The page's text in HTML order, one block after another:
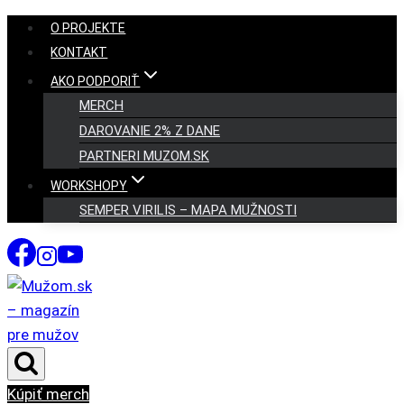
Skip
content
O PROJEKTE
KONTAKT
AKO PODPORIŤ
MERCH
DAROVANIE 2% Z DANE
PARTNERI MUZOM.SK
WORKSHOPY
SEMPER VIRILIS – MAPA MUŽNOSTI
Kúpiť merch